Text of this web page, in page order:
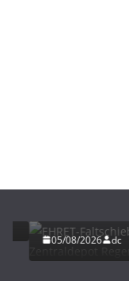
05/08/2026 dc